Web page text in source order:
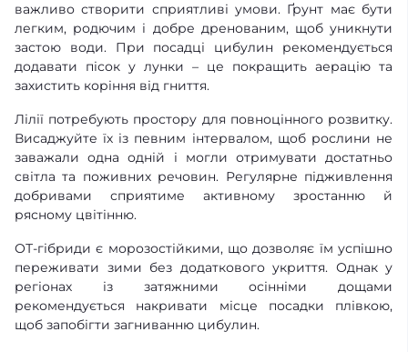
важливо створити сприятливі умови. Ґрунт має бути
легким, родючим і добре дренованим, щоб уникнути
застою води. При посадці цибулин рекомендується
додавати пісок у лунки – це покращить аерацію та
захистить коріння від гниття.
Лілії потребують простору для повноцінного розвитку.
Висаджуйте їх із певним інтервалом, щоб рослини не
заважали одна одній і могли отримувати достатньо
світла та поживних речовин. Регулярне підживлення
добривами сприятиме активному зростанню й
рясному цвітінню.
ОТ-гібриди є морозостійкими, що дозволяє їм успішно
переживати зими без додаткового укриття. Однак у
регіонах із затяжними осінніми дощами
рекомендується накривати місце посадки плівкою,
щоб запобігти загниванню цибулин.